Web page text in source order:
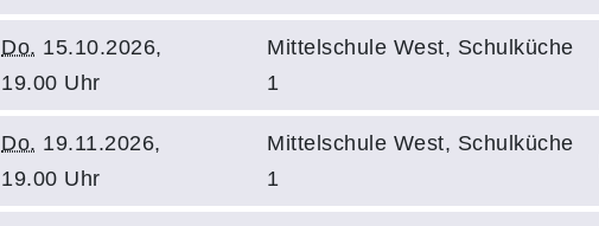
Do. 15.10.2026,
19.00 Uhr
Mittelschule West, Schulküche
1
Do. 19.11.2026,
19.00 Uhr
Mittelschule West, Schulküche
1